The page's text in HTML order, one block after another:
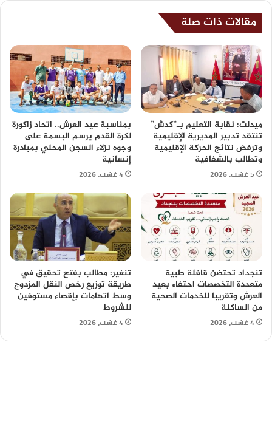
مقالات ذات صلة
ميدلت: نقابة التعليم بـ”كدش”
تنتقد تدبير المديرية الإقليمية
وترفض نتائج الحركة الإقليمية
وتطالب بالشفافية
5 غشت، 2026
بمناسبة عيد العرش.. اتحاد زاكورة
لكرة القدم يرسم البسمة على
وجوه نزلاء السجن المحلي بمبادرة
إنسانية
4 غشت، 2026
تنجداد تحتضن قافلة طبية
متعددة التخصصات احتفاء بعيد
العرش وتقريبا للخدمات الصحية
من الساكنة
4 غشت، 2026
تنغير: مطالب بفتح تحقيق في
طريقة توزيع رخص النقل المزدوج
وسط اتهامات بإقصاء مستوفين
للشروط
4 غشت، 2026